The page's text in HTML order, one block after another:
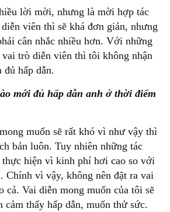
lời mời, nhưng là mời hợp tác
viên thì sẽ khá đơn giản, nhưng
cân nhắc nhiều hơn. Với những
trò diễn viên thì tôi không nhận
hấp dẫn.
mới đủ hấp dẫn anh ở thời điểm
muốn sẽ rất khó vì như vậy thì
bản luôn. Tuy nhiên những tác
thực hiện vì kinh phí hơi cao so với
Chính vì vậy, không nên đặt ra vai
cả. Vai diễn mong muốn của tôi sẽ
cảm thấy hấp dẫn, muốn thử sức.